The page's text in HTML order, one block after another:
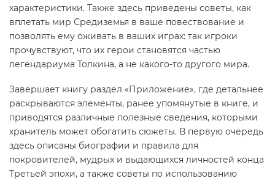
характеристики. Также здесь приведены советы, как
вплетать мир Средиземья в ваше повествование и
позволять ему оживать в ваших играх: так игроки
прочувствуют, что их герои становятся частью
легендариума Толкина, а не какого-то другого мира.
Завершает книгу раздел «Приложение», где детальнее
раскрываются элементы, ранее упомянутые в книге, и
приводятся различные полезные сведения, которыми
хранитель может обогатить сюжеты. В первую очередь
здесь описаны биографии и правила для
покровителей, мудрых и выдающихся личностей конца
Третьей эпохи, а также советы по использованию